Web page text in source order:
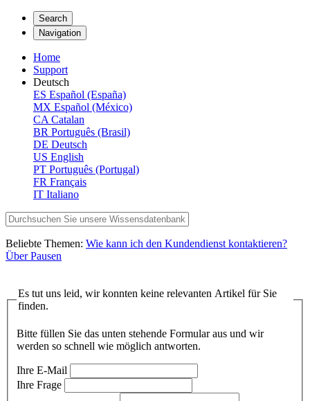
Search
Navigation
Home
Support
Deutsch
ES Español (España)
MX Español (México)
CA Catalan
BR Português (Brasil)
DE Deutsch
US English
PT Português (Portugal)
FR Français
IT Italiano
Beliebte Themen: Wie kann ich den Kundendienst kontaktieren?
Über Pausen
Es tut uns leid, wir konnten keine relevanten Artikel für Sie
finden.
Bitte füllen Sie das unten stehende Formular aus und wir
werden so schnell wie möglich antworten.
Ihre E-Mail
Ihre Frage